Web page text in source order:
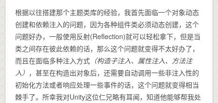
根据以往搭建那个主题类库的经验，我首先面临一个对象动态
创建和依赖注入的问题，因为各种组件类必须动态创建，这个
问题好办，一般使用反射(Reflection)就可以轻松拿下，但是当
类之间存在彼此依赖的话，那么这个问题就变得不太好办了，
而且在面临多种注入方式 （构造子注入、属性注入、方法注
入） ，甚至在构造出对象后，还需要自动调用一些非注入性的
初始化方法或者响应处理一些事件的话，这个问题就变得相当
棘手了。所幸我对Unity这位仁兄略有耳闻，知道他能够帮我处